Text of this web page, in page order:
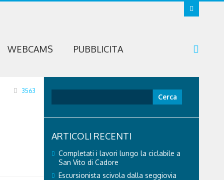
WEBCAMS PUBBLICITA
3563
ARTICOLI RECENTI
Completati i lavori lungo la ciclabile a
San Vito di Cadore
Escursionista scivola dalla seggiovia